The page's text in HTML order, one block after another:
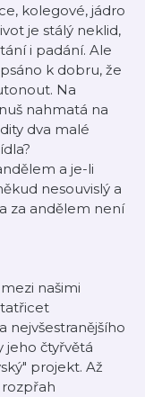
kolegové, jádro
je stálý neklid,
i padání. Ale
k dobru, že
Na
nahmatá na
dva malé
a je-li
nesouvislý a
za andělem není
našimi
nejvšestranějšího
jeho čtyřvětá
projekt. Až
rozpřah